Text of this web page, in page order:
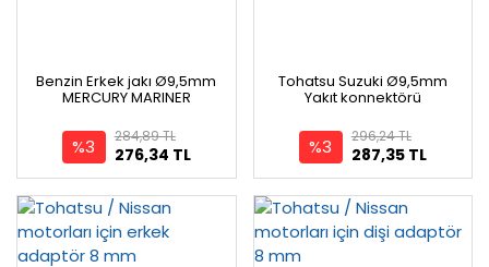
Benzin Erkek jakı Ø9,5mm
MERCURY MARINER
%3 276,34 TL
284,89 TL
Tohatsu Suzuki Ø9,5mm
Yakıt konnektörü
%3 287,35 TL
296,24 TL